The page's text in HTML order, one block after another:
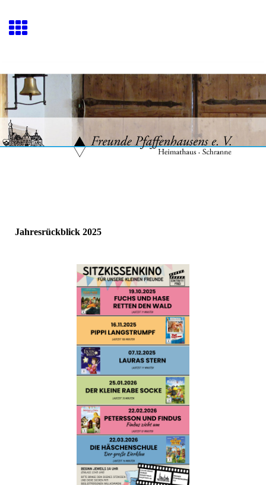
Jahresrückblick 2025